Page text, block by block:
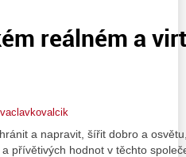
reálném a
vaclavkovalcik
a napravit, šířit dobro a
přívětivých hodnot v těchto